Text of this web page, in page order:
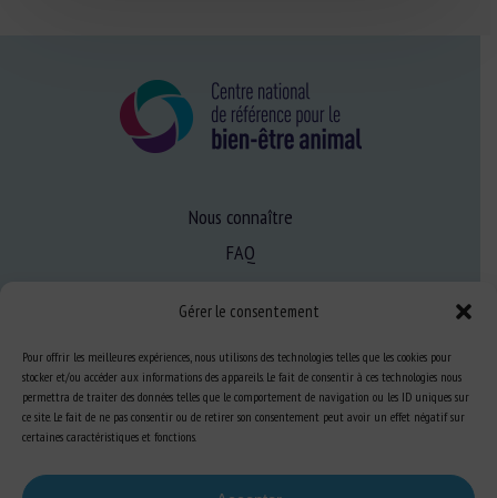
Gérer le consentement
Pour offrir les meilleures expériences, nous utilisons des technologies telles que les cookies pour
stocker et/ou accéder aux informations des appareils. Le fait de consentir à ces technologies nous
permettra de traiter des données telles que le comportement de navigation ou les ID uniques sur
ce site. Le fait de ne pas consentir ou de retirer son consentement peut avoir un effet négatif sur
certaines caractéristiques et fonctions.
Nous connaître
FAQ
S’informer sur le BEA
Se former au BEA
Ressources